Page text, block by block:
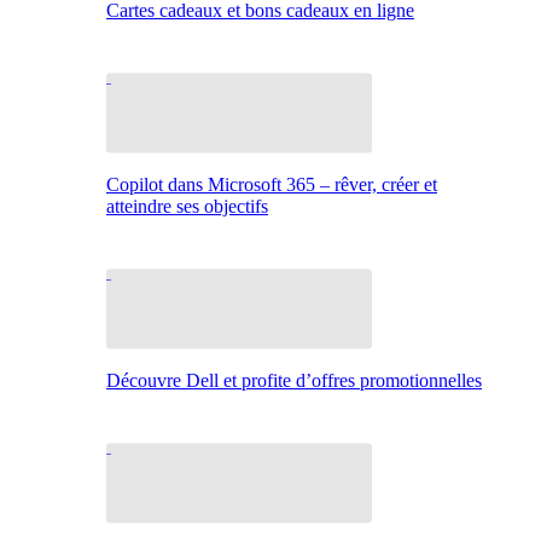
Cartes cadeaux et bons cadeaux en ligne
Copilot dans Microsoft 365 – rêver, créer et
atteindre ses objectifs
Découvre Dell et profite d’offres promotionnelles